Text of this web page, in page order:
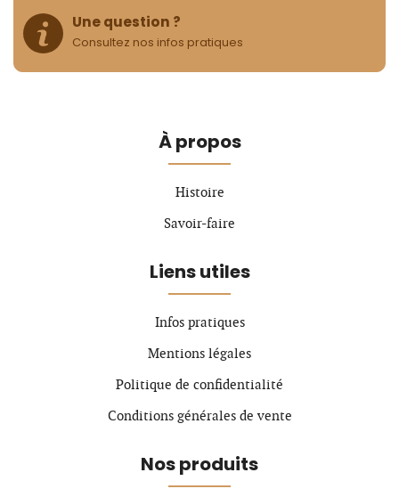
Une question ?
Consultez nos infos pratiques
À propos
Histoire
Savoir-faire
Liens utiles
Infos pratiques
Mentions légales
Politique de confidentialité
Conditions générales de vente
Nos produits